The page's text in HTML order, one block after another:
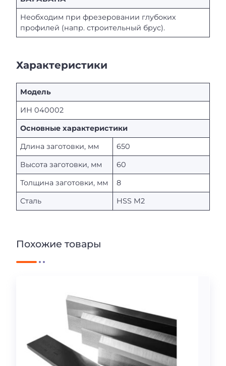
Необходим при фрезеровании глубоких
профилей (напр. строительный брус).
Характеристики
Модель
ИН 040002
Основные характеристики
Длина заготовки, мм
650
Высота заготовки, мм
60
Толщина заготовки, мм
8
Сталь
HSS М2
Похожие товары